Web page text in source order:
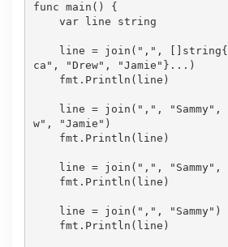
func main() {
var line string
    line =
join ( "," , [] string{
ca" , "Drew" , "Jamie" } ... )
    line =
join ( "," , "Sammy" ,
w" , "Jamie" )
    line =
join ( "," , "Sammy" ,
    line =
join ( "," , "Sammy" )